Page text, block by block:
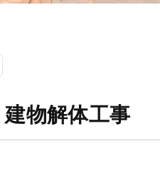
物解体工事